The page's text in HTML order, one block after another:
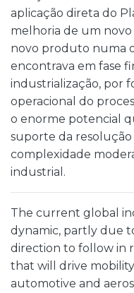
aplicação direta do
melhoria de um
novo produto numa
encontrava em fase
industrialização, por
operacional do
o enorme potencial
suporte da
complexidade
industrial.
The current global
dynamic, partly due
direction to follow in
that will drive
automotive and